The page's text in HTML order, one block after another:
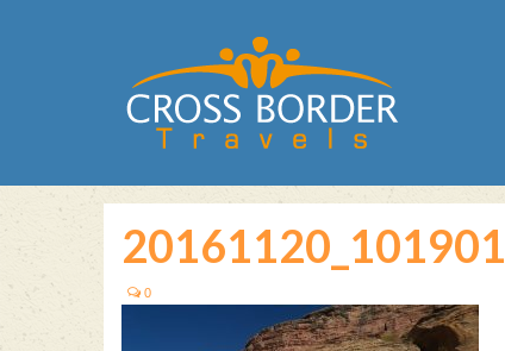
20161120_101901
0